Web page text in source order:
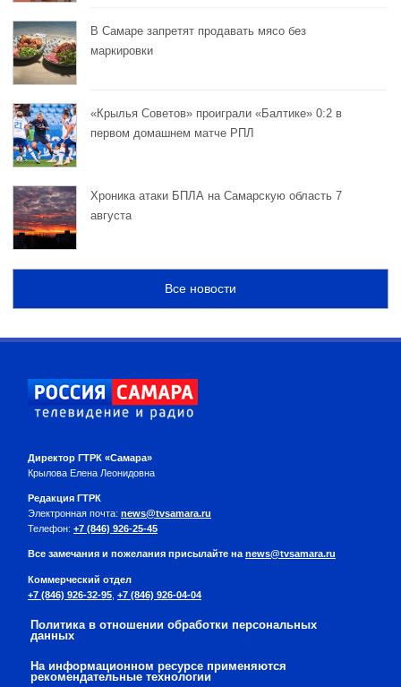
В Самаре запретят продавать мясо без
маркировки
«Крылья Советов» проиграли «Балтике» 0:2 в
первом домашнем матче РПЛ
Хроника атаки БПЛА на Самарскую область 7
августа
Все новости
Директор ГТРК «Самара»
Крылова Елена Леонидовна
Редакция ГТРК
Электронная почта: news@tvsamara.ru
Телефон: +7 (846) 926-25-45
Все замечания и пожелания присылайте наnews@tvsamara.ru
Коммерческий отдел
+7 (846) 926-32-95 +7 (846) 926-04-04
Политика в отношении обработки персональных
данных
На информационном ресурсе применяются
рекомендательные технологии